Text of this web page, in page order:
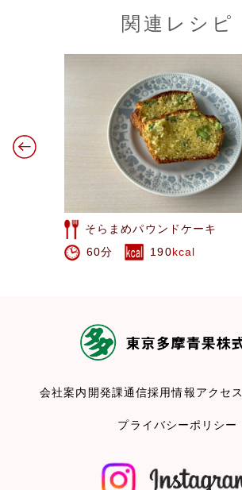
関連レシピ
そらまめパウンドケーキ
60分
190kcal
会社案内 開発課通信採用情報アクセス
プライバシーポリシー